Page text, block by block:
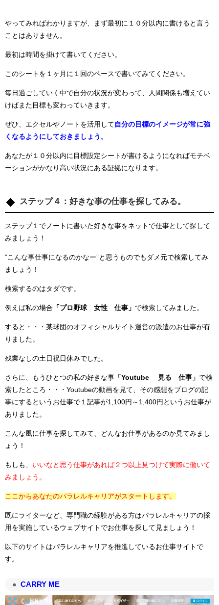
やってみればわかりますが、まず最初に１０分以内に書けると言う
ことはありません。
最初は時間を掛けて書いてください。
このシートを１ヶ月に１回のペースで書いてみてください。
毎日過ごしていく中で自分の状況が変わって、人間関係も増えてい
けばまた目標も変わっていきます。
ぜひ、エクセルやノートを活用して 自分の目標のイメージが常に強
くなるようにしておきましょう。
あなたが１０分以内に目標設定シートが書けるようになればモチベ
ーションがかなり高い状況にある証拠になります。
ステップ４：好きな事の仕事を探してみる。
ステップ１でノートに書いた好きな事をネットで仕事として探して
みましょう！
”こんな事仕事になるのかなー”と思うものでもダメ元で検索してみ
ましょう！
検索するのはタダです。
例えば私の場合 「プロ野球 女性 仕事」 で検索してみました。
すると・・・某球団のオフィシャルサイト運営の派遣のお仕事が有
りました。
残業なしの土日祝日休みでした。
さらに、もうひとつの私の好きな事 「Youtube 見る 仕事」 で検
索したところ・・・Youtubeの動画を見て、その感想をブログの記
事にするというお仕事で１記事が1,100円～1,400円というお仕事が
ありました。
こんな風に仕事を探してみて、どんなお仕事があるのか見てみまし
ょう！
もしも、 いいなと思う仕事があれば２つ以上見つけて実際に働いて
みましょう。
ここからあなたのパラレルキャリアがスタートします。
既にライターなど、専門職の経験がある方はパラレルキャリアの採
用を実施しているウェブサイトでお仕事を探して見ましょう！
以下のサイトはパラレルキャリアを推進しているお仕事サイトで
す。
CARRY ME